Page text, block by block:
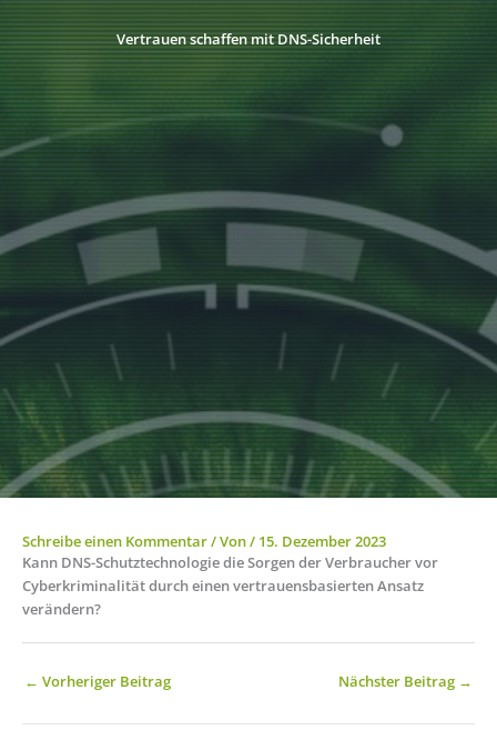
Vertrauen schaffen mit DNS-Sicherheit
Schreibe einen Kommentar/ Von/ 15. Dezember 2023
Kann DNS-Schutztechnologie die Sorgen der Verbraucher vor
Cyberkriminalität durch einen vertrauensbasierten Ansatz
verändern?
← Vorheriger Beitrag Nächster Beitrag →